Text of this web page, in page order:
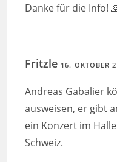
Danke für die Info!
Fritzle 16. OKTOBER
Andreas Gabalier
ausweisen, er gibt
ein Konzert im
Schweiz.